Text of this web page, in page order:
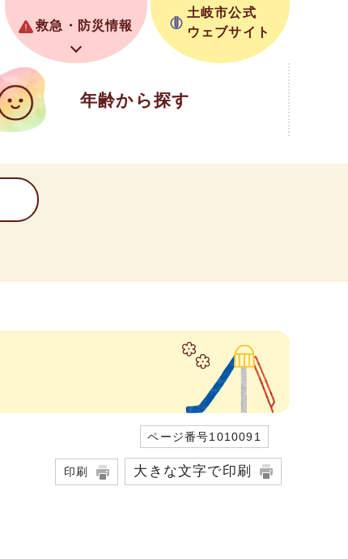
救急・防災情報
土岐市公式
ウェブサイト
年齢から探す
ページ番号1010091
印刷 大きな文字で印刷